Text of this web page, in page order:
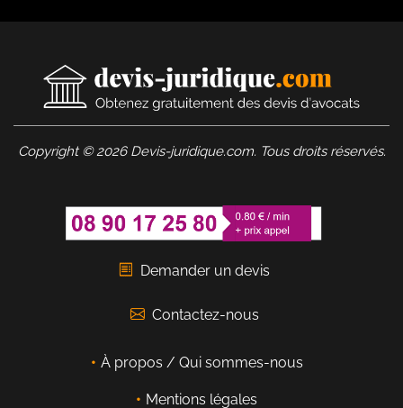
Copyright © 2026 Devis-juridique.com. Tous droits réservés.
Demander un devis
Contactez-nous
À propos / Qui sommes-nous
Mentions légales